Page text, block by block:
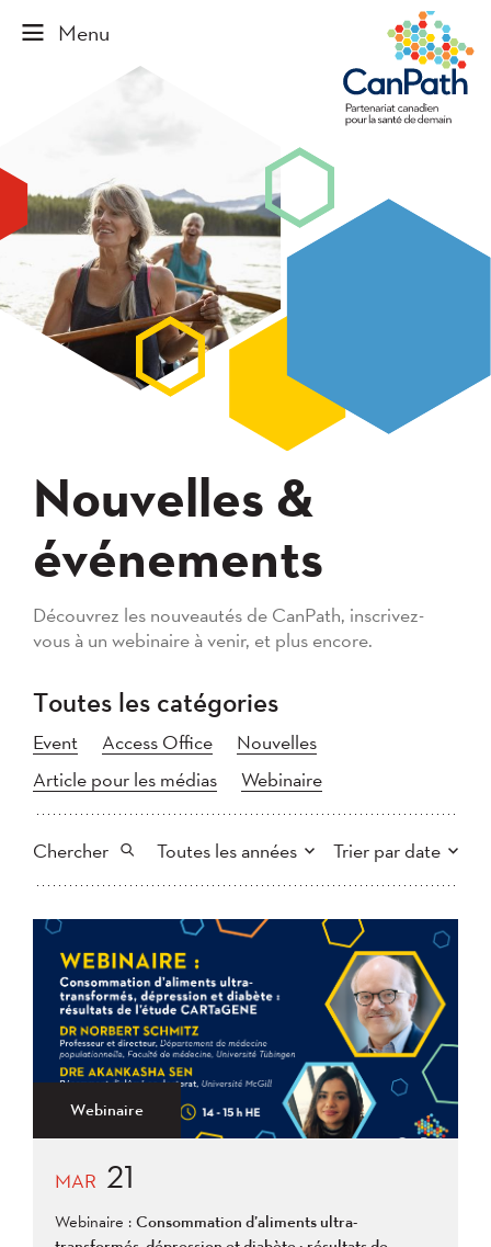
Nouvelles &
événements
Découvrez les nouveautés de CanPath, inscrivez-
vous à un webinaire à venir, et plus encore.
Toutes les catégories
Event Access Office
Nouvelles
Article pour les médias
Webinaire
Chercher Toutes les années Trier par date
Chercher
Tout 2026
2025
2024
2022
2021
2020
2019
2018
2017
2016
2015
2014
2013
2012
2011
2009
2008
Plus récent au plus ancien
Plus ancien au plus récent
Appliquer
Webinaire
MAR 21
Webinaire : Consommation d’aliments ultra-